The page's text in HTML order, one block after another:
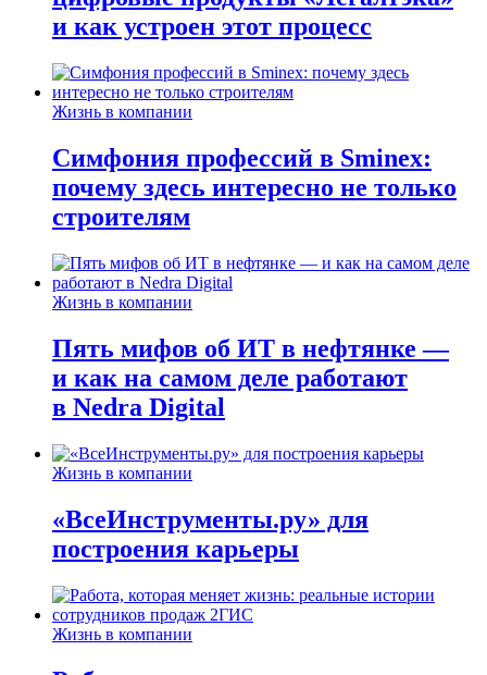
и как устроен этот процесс
Жизнь в компании
Симфония профессий в Sminex:
почему здесь интересно не только
строителям
Жизнь в компании
Пять мифов об ИТ в нефтянке —
и как на самом деле работают
в Nedra Digital
Жизнь в компании
«ВсеИнструменты.ру» для
построения карьеры
Жизнь в компании